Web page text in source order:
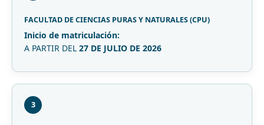
FACULTAD DE CIENCIAS PURAS Y NATURALES (CPU)
Inicio de matriculación:
A PARTIR DEL 27 DE JULIO DE 2026
3